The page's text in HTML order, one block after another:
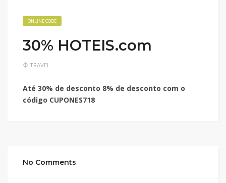
ONLINE CODE
30% HOTEIS.com
TRAVEL
Até 30% de desconto 8% de desconto com o
código CUPONES718
No Comments